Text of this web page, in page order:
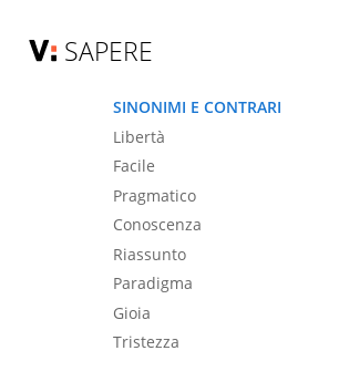
SAPERE
SINONIMI E CONTRARI
Libertà
Facile
Pragmatico
Conoscenza
Riassunto
Paradigma
Gioia
Tristezza